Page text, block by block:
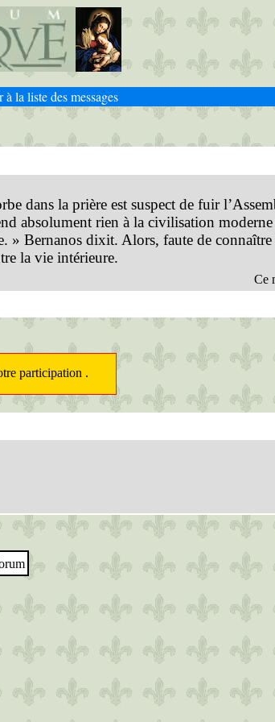
à la liste des messages
dans la prière est suspect de fuir
absolument rien à la civilisation moderne
» Bernanos dixit. Alors, faute de connaître
la vie intérieure.
Ce
participation .